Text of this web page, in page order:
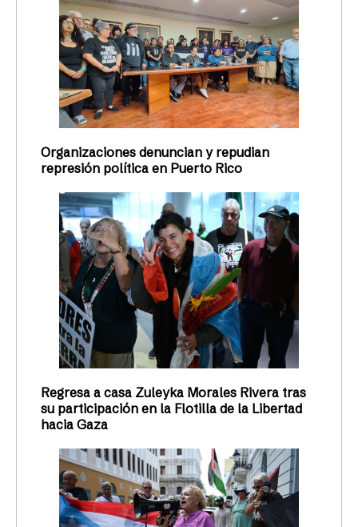
Organizaciones denuncian y repudian
represión política en Puerto Rico
Regresa a casa Zuleyka Morales Rivera tras
su participación en la Flotilla de la Libertad
hacia Gaza